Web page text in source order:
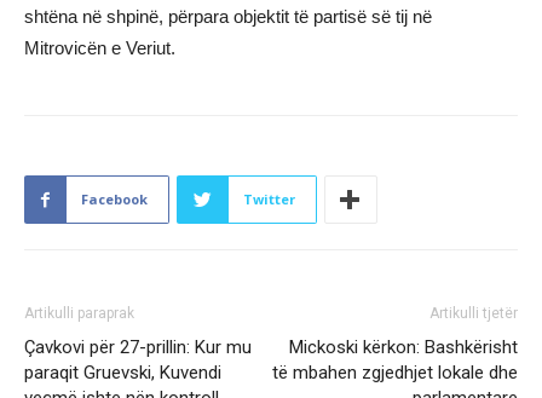
shtëna në shpinë, përpara objektit të partisë së tij në
Mitrovicën e Veriut.
Facebook Twitter
Artikulli paraprak
Çavkovi për 27-prillin: Kur mu
paraqit Gruevski, Kuvendi
Artikulli tjetër
Mickoski kërkon: Bashkërisht
të mbahen zgjedhjet lokale dhe